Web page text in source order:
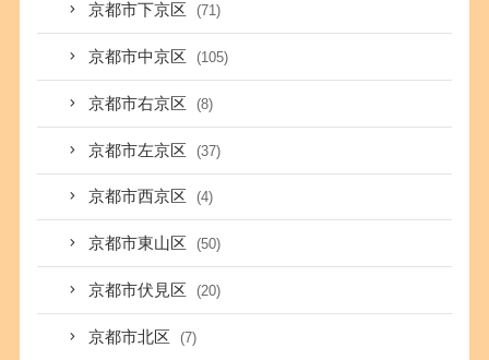
京都市下京区 (71)
京都市中京区 (105)
京都市右京区 (8)
京都市左京区 (37)
京都市西京区 (4)
京都市東山区 (50)
京都市伏見区 (20)
京都市北区 (7)